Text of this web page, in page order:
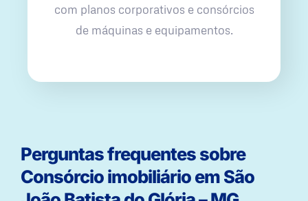
com planos corporativos e consórcios
de máquinas e equipamentos.
Perguntas frequentes sobre
Consórcio imobiliário em São